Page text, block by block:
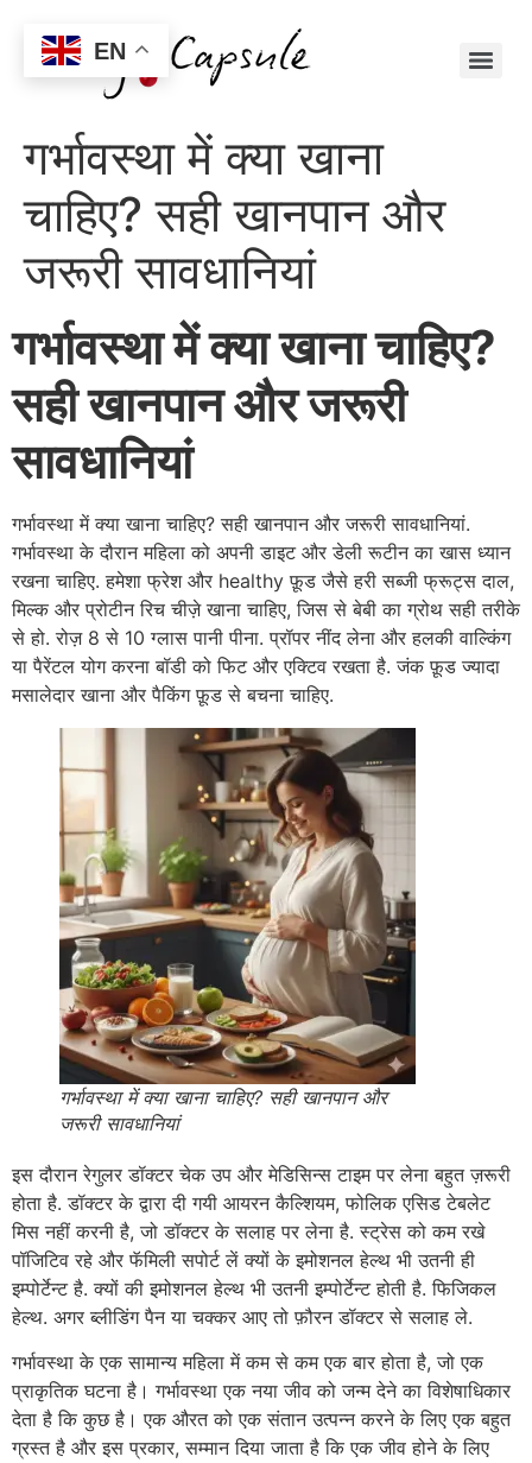
गर्भावस्था में क्या खाना
चाहिए? सही खानपान और
जरूरी सावधानियां
गर्भावस्था में क्या खाना चाहिए?
सही खानपान और जरूरी
सावधानियां
गर्भावस्था में क्या खाना चाहिए? सही खानपान और जरूरी सावधानियां.
गर्भावस्था के दौरान महिला को अपनी डाइट और डेली रूटीन का खास ध्यान
रखना चाहिए. हमेशा फ्रेश और healthy फ़ूड जैसे हरी सब्जी फ्रूट्स दाल,
मिल्क और प्रोटीन रिच चीज़े खाना चाहिए, जिस से बेबी का ग्रोथ सही तरीके
से हो. रोज़ 8 से 10 ग्लास पानी पीना. प्रॉपर नींद लेना और हलकी वाल्किंग
या पैरेंटल योग करना बॉडी को फिट और एक्टिव रखता है. जंक फ़ूड ज्यादा
मसालेदार खाना और पैकिंग फ़ूड से बचना चाहिए.
गर्भावस्था में क्या खाना चाहिए? सही खानपान और
जरूरी सावधानियां
इस दौरान रेगुलर डॉक्टर चेक उप और मेडिसिन्स टाइम पर लेना बहुत ज़रूरी
होता है. डॉक्टर के द्वारा दी गयी आयरन कैल्शियम, फोलिक एसिड टेबलेट
मिस नहीं करनी है, जो डॉक्टर के सलाह पर लेना है. स्ट्रेस को कम रखे
पॉजिटिव रहे और फॅमिली सपोर्ट लें क्यों के इमोशनल हेल्थ भी उतनी ही
इम्पोर्टेन्ट है. क्यों की इमोशनल हेल्थ भी उतनी इम्पोर्टेन्ट होती है. फिजिकल
हेल्थ. अगर ब्लीडिंग पैन या चक्कर आए तो फ़ौरन डॉक्टर से सलाह ले.
गर्भावस्था के एक सामान्य महिला में कम से कम एक बार होता है, जो एक
प्राकृतिक घटना है। गर्भावस्था एक नया जीव को जन्म देने का विशेषाधिकार
देता है कि कुछ है। एक औरत को एक संतान उत्पन्न करने के लिए एक बहुत
ग्रस्त है और इस प्रकार, सम्मान दिया जाता है कि एक जीव होने के लिए
EN